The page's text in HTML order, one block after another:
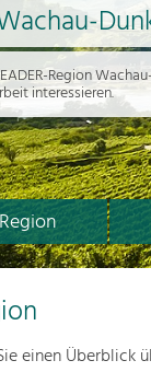
Region
Region
interessieren.
einen